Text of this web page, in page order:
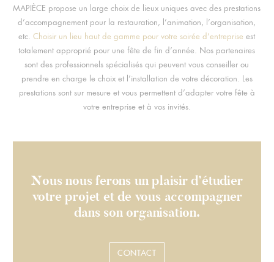
MAPIÈCE propose un large choix de lieux uniques avec des prestations
d’accompagnement pour la restauration, l’animation, l’organisation,
etc.Choisir un lieu haut de gamme pour votre soirée d’entreprise est
totalement approprié pour une fête de fin d’année. Nos partenaires
sont des professionnels spécialisés qui peuvent vous conseiller ou
prendre en charge le choix et l’installation de votre décoration. Les
prestations sont sur mesure et vous permettent d’adapter votre fête à
votre entreprise et à vos invités.
Nous nous ferons un plaisir d’étudier
votre projet et de vous accompagner
dans son organisation.
CONTACT